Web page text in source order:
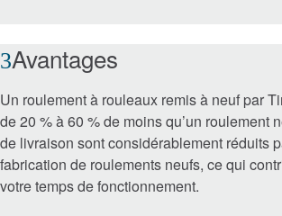
Aérospatiale et
Automatisation, robotique
industrielles
Avantages
Un roulement à rouleaux remis à neuf par
de 20 % à 60 % de moins qu’un roulement
de livraison sont considérablement réduits
fabrication de roulements neufs, ce qui
votre temps de fonctionnement.